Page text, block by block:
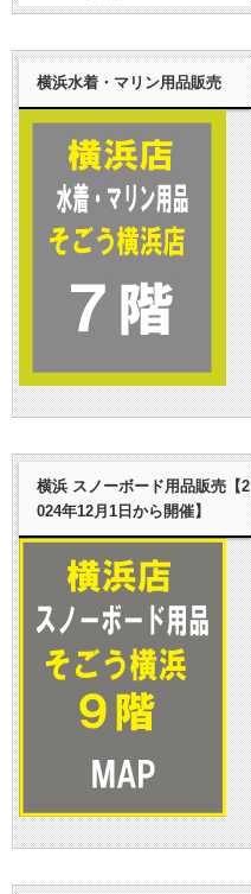
横浜水着・マリン用品販売
横浜 スノーボード用品販売【2
024年12月1日から開催】